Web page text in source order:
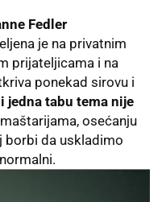
Fedler
je na privatnim
prijateljicama i na
ponekad sirovu i
jedna tabu tema nije
osećanju
borbi da uskladimo